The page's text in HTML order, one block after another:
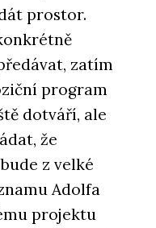
prostor.
zatím
program
dotváří, ale
že
z velké
Adolfa
projektu